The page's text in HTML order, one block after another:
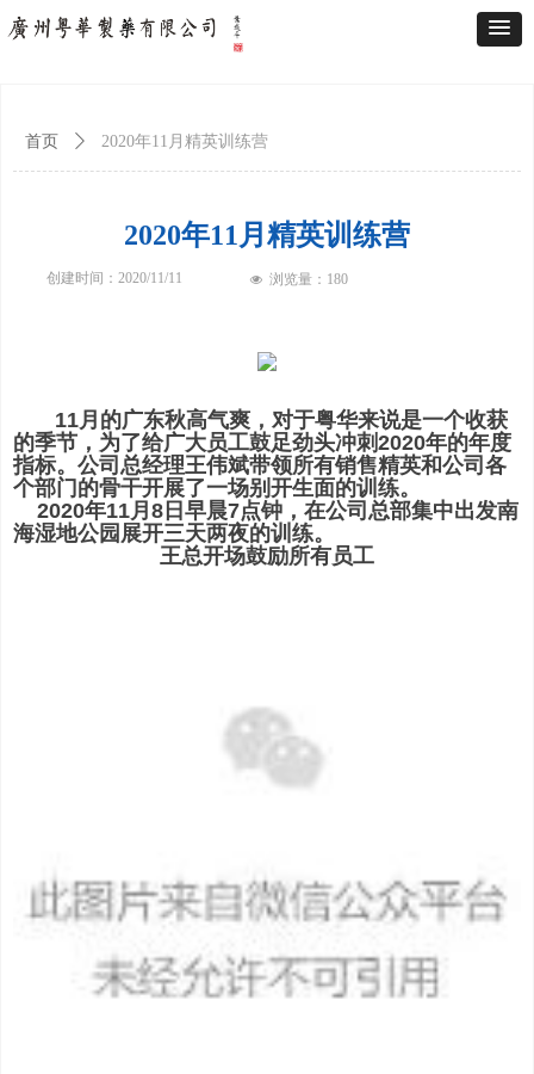
2020年11月精英训练营
11月的广东秋高气爽，对于粤华来说是一个收获
的季节，为了给广大员工鼓足劲头冲刺2020年的年度
指标。公司总经理王伟斌带领所有销售精英和公司各
个部门的骨干开展了一场别开生面的训练。
2020年11月8日早晨7点钟，在公司总部集中出发南
海湿地公园展开三天两夜的训练。
王总开场鼓励所有员工
首页 ꄲ 2020年11月精英训练营
创建时间： 2020/11/11 넶 浏览量： 180